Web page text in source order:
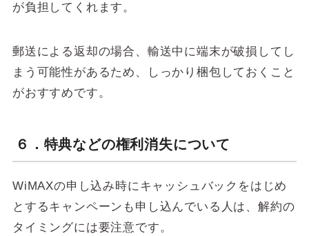
が負担してくれます。
郵送による返却の場合、輸送中に端末が破損してし
まう可能性があるため、しっかり梱包しておくこと
がおすすめです。
６．特典などの権利消失について
WiMAXの申し込み時にキャッシュバックをはじめ
とするキャンペーンも申し込んでいる人は、解約の
タイミングには要注意です。